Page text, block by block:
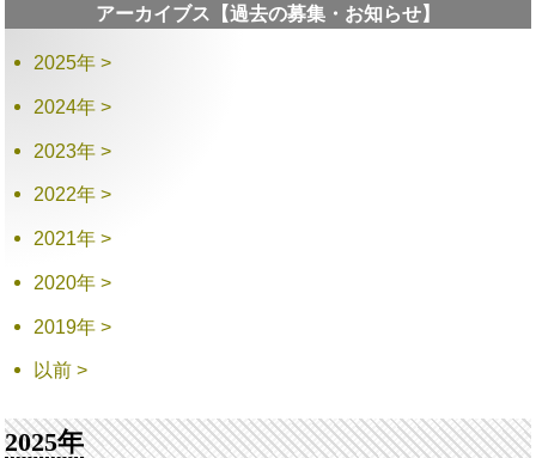
アーカイブス【過去の募集・お知らせ】
2025年 >
2024年 >
2023年 >
2022年 >
2021年 >
2020年 >
2019年 >
以前 >
2025年